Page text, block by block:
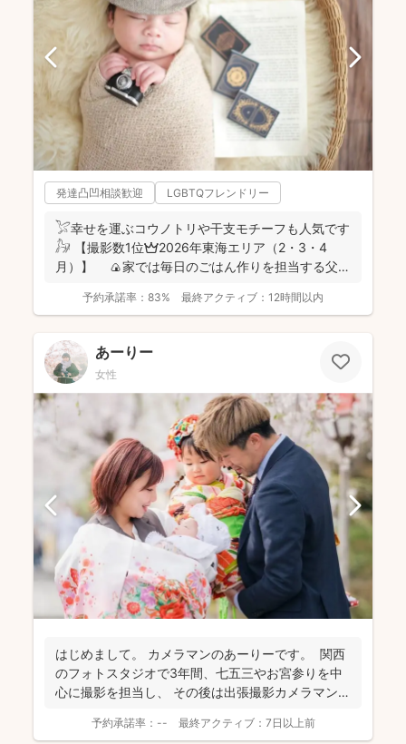
発達凸凹相談歓迎 LGBTQフレンドリー
𓅯幸せを運ぶコウノトリや干支モチーフも人気です
𓃗 【撮影数1位👑2026年東海エリア（2・3・4
月）】 🍙家では毎日のごはん作りを担当する父で
予約承諾率： 83% 最終アクティブ： 12時間以内
あーりー
女性
はじめまして。 カメラマンのあーりーです。 関西
のフォトスタジオで3年間、七五三やお宮参りを中
心に撮影を担当し、 その後は出張撮影カメラマンと
予約承諾率： -- 最終アクティブ： 7日以上前